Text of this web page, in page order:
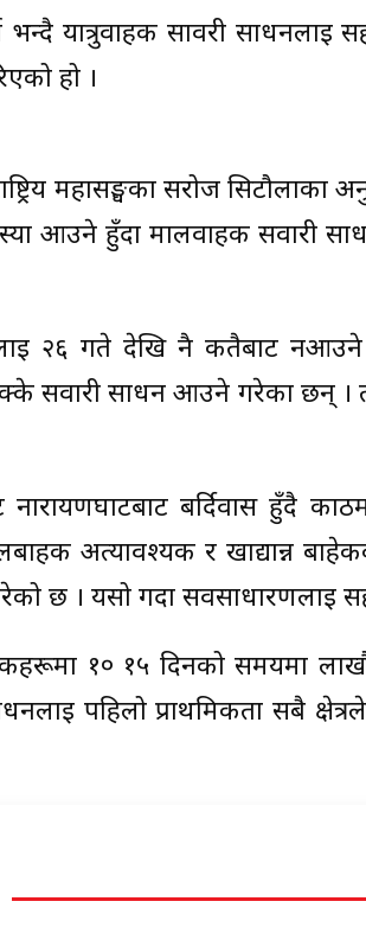
भन्दै यात्रुवाहक सावरी
हो ।
महासङ्घका सरोज सिटौलाका
आउने हुँदा मालवाहक सवारी
२६ गते देखि नै कतैबाट नआउने
सवारी साधन आउने गरेका छन् ।
बर्दिवास हुँदै
अत्यावश्यक र खाद्यान्न
छ । यसो गर्दा सर्वसाधारणलाई
१० १५ दिनको समयमा
पहिलो प्राथमिकता सबै